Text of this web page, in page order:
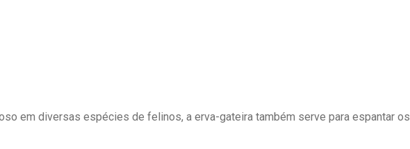
em diversas espécies de felinos, a erva-gateira também serve para espantar os